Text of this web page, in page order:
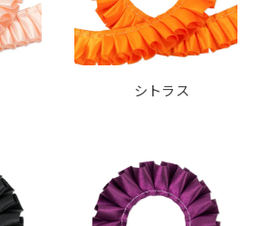
シトラス